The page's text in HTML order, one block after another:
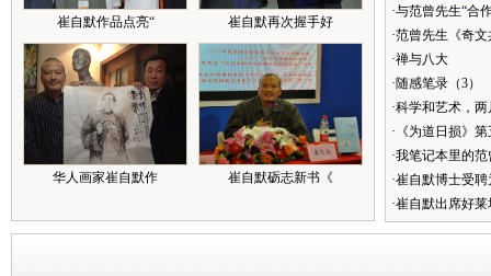
崔自默作品点亮“ 崔自默再次握手好
华人画家崔自默作 崔自默砺志新书《
·与范曾先生“合
·范曾先生《奇
·禅与八大
·随感笔录（3）
·科学和艺术，
·《为道日损》
·我笔记本里的
·崔自默博士受
·崔自默出席好